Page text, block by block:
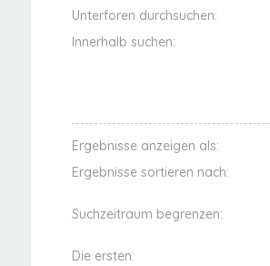
Unterforen durchsuchen:
Innerhalb suchen:
Ergebnisse anzeigen als:
Ergebnisse sortieren nach:
Suchzeitraum begrenzen:
Die ersten: